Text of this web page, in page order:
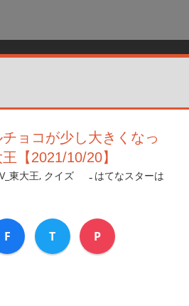
チョコが少し大きくなっ
【2021/10/20】
東大王, クイズ
はてなスターは
F T P